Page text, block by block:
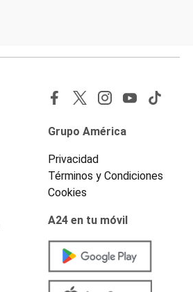
Grupo América
Privacidad
Términos y Condiciones
Cookies
A24 en tu móvil